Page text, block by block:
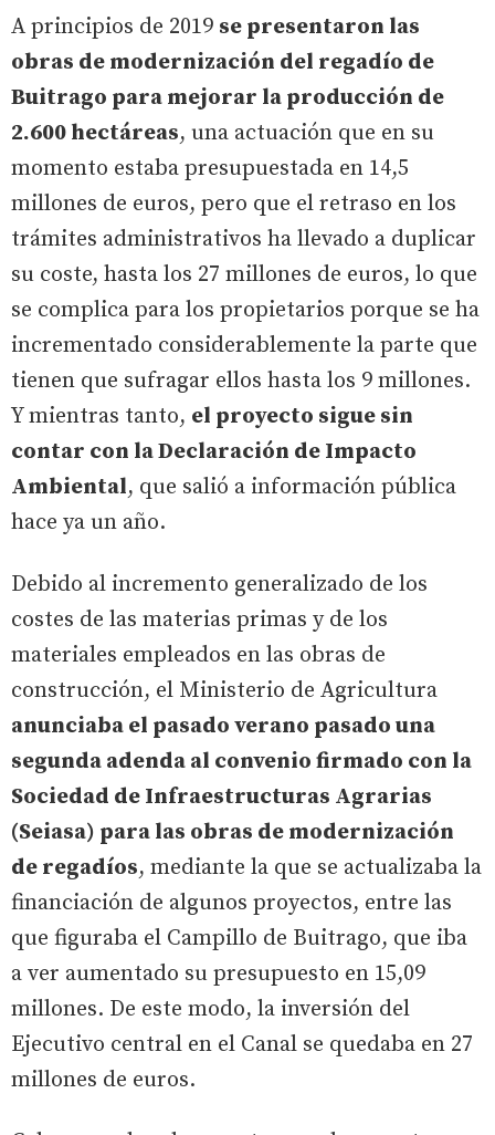
A principios de 2019 se presentaron las
obras de modernización del regadío de
Buitrago para mejorar la producción de
2.600 hectáreas, una actuación que en su
momento estaba presupuestada en 14,5
millones de euros, pero que el retraso en los
trámites administrativos ha llevado a duplicar
su coste, hasta los 27 millones de euros, lo que
se complica para los propietarios porque se ha
incrementado considerablemente la parte que
tienen que sufragar ellos hasta los 9 millones.
Y mientras tanto, el proyecto sigue sin
contar con la Declaración de Impacto
Ambiental, que salió a información pública
hace ya un año.
Debido al incremento generalizado de los
costes de las materias primas y de los
materiales empleados en las obras de
construcción, el Ministerio de Agricultura
anunciaba el pasado verano pasado una
segunda adenda al convenio firmado con la
Sociedad de Infraestructuras Agrarias
(Seiasa) para las obras de modernización
de regadíos, mediante la que se actualizaba la
financiación de algunos proyectos, entre las
que figuraba el Campillo de Buitrago, que iba
a ver aumentado su presupuesto en 15,09
millones. De este modo, la inversión del
Ejecutivo central en el Canal se quedaba en 27
millones de euros.